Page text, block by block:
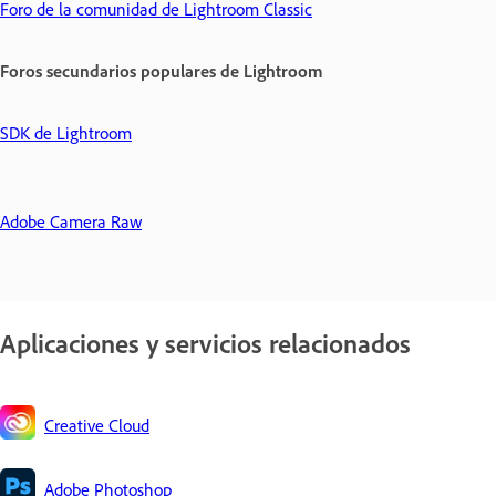
Foro de la comunidad de Lightroom Classic
Foros secundarios populares de Lightroom
SDK de Lightroom
Adobe Camera Raw
Aplicaciones y servicios relacionados
Creative Cloud
Adobe Photoshop